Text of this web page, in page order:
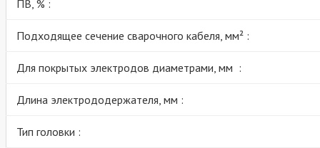
ПВ, % :
Подходящее сечение сварочного кабеля, мм² :
Для покрытых электродов диаметрами, мм :
Длина электрододержателя, мм :
Тип головки :